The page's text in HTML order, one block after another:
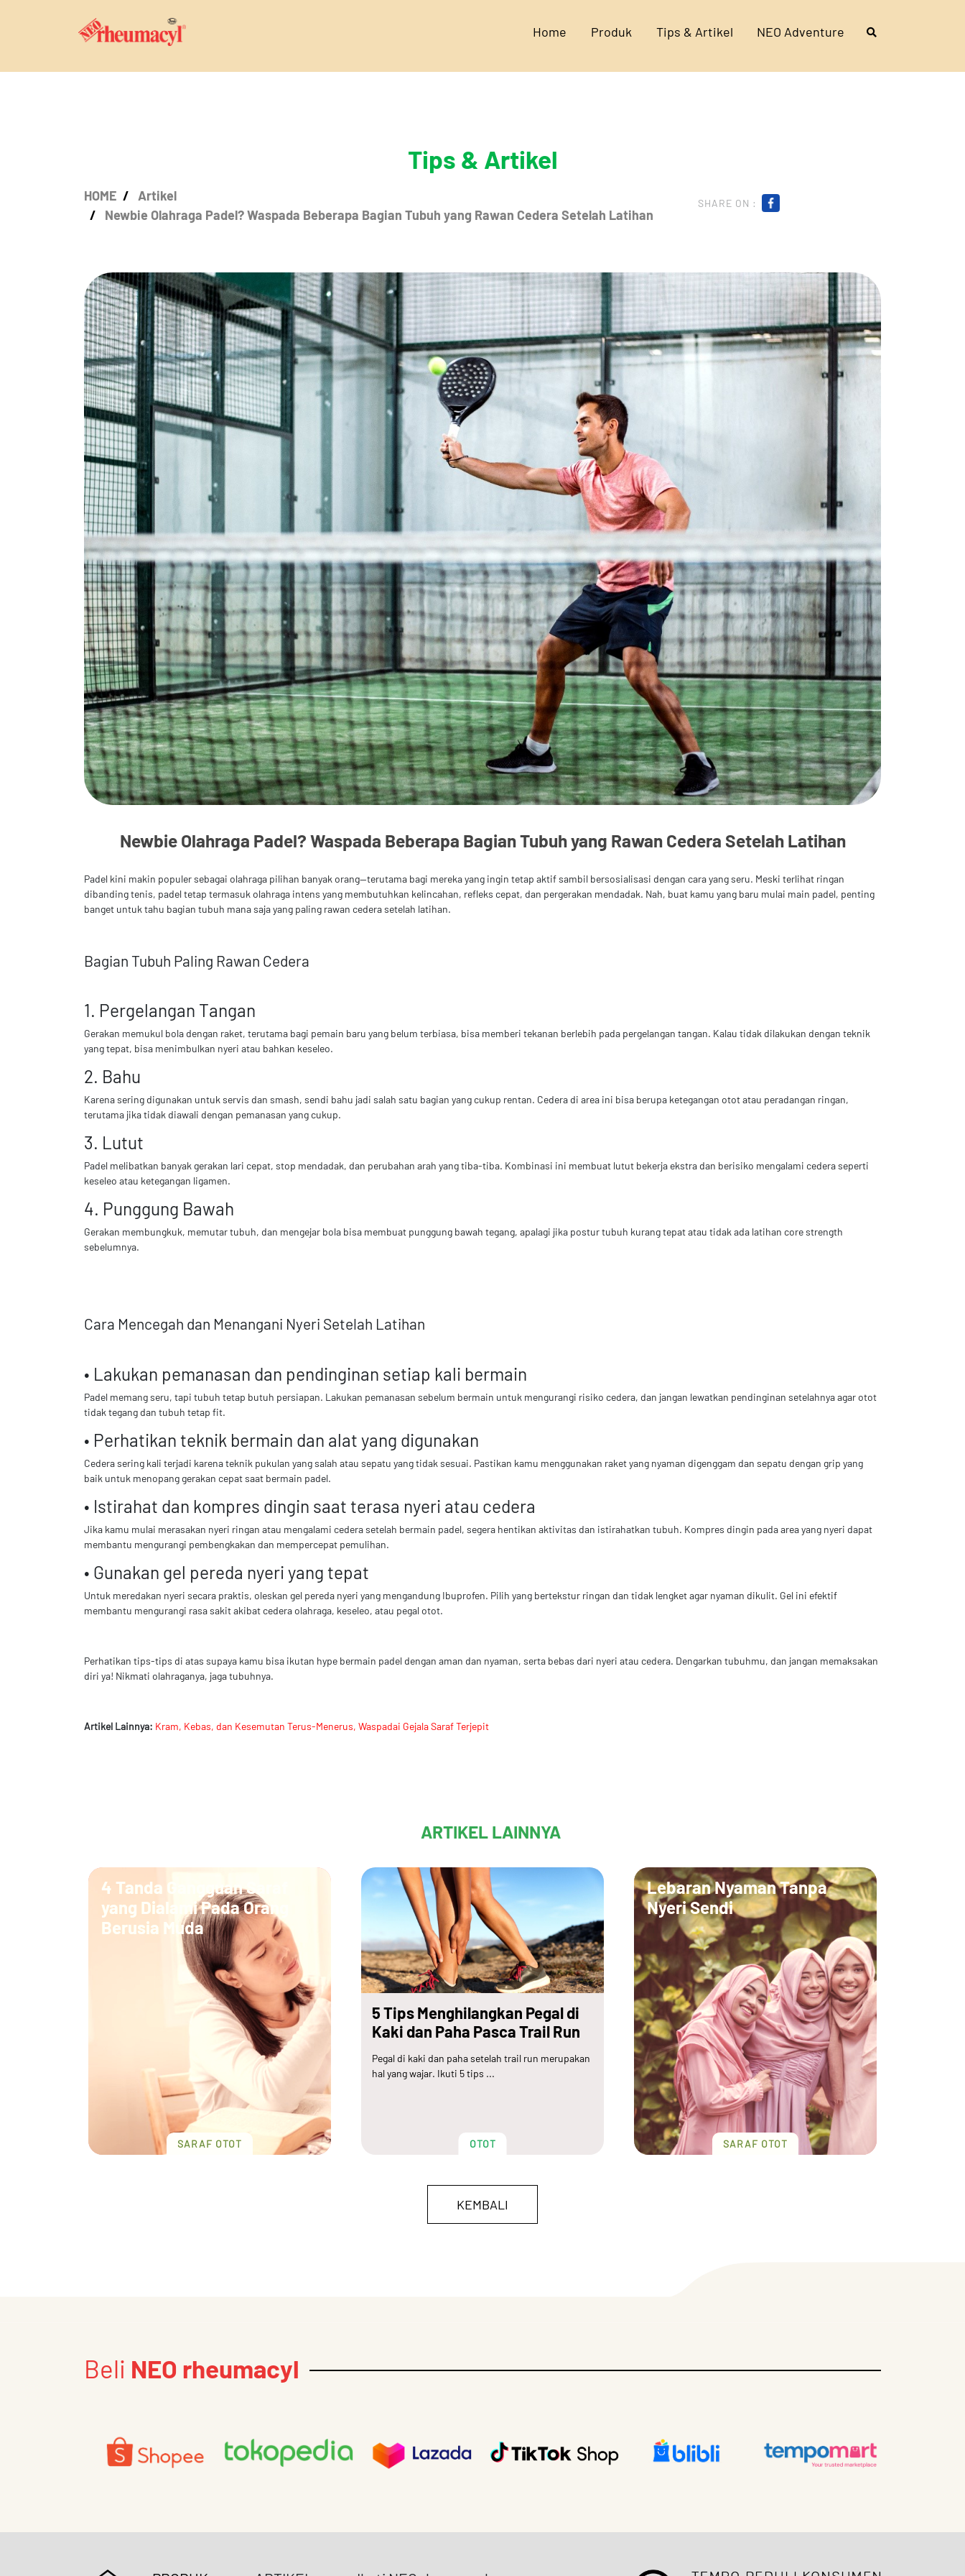
Home Produk Tips & Artikel NEO Adventure
Tips & Artikel
HOME
Artikel
Newbie Olahraga Padel? Waspada Beberapa Bagian Tubuh yang Rawan Cedera Setelah Latihan
SHARE ON :
Newbie Olahraga Padel? Waspada Beberapa Bagian Tubuh yang Rawan Cedera Setelah Latihan
Padel kini makin populer sebagai olahraga pilihan banyak orang—terutama bagi mereka yang ingin tetap aktif sambil bersosialisasi dengan cara yang seru. Meski terlihat ringan
dibanding tenis, padel tetap termasuk olahraga intens yang membutuhkan kelincahan, refleks cepat, dan pergerakan mendadak. Nah, buat kamu yang baru mulai main padel, penting
banget untuk tahu bagian tubuh mana saja yang paling rawan cedera setelah latihan.
Bagian Tubuh Paling Rawan Cedera
1. Pergelangan Tangan
Gerakan memukul bola dengan raket, terutama bagi pemain baru yang belum terbiasa, bisa memberi tekanan berlebih pada pergelangan tangan. Kalau tidak dilakukan dengan teknik
yang tepat, bisa menimbulkan nyeri atau bahkan keseleo.
2. Bahu
Karena sering digunakan untuk servis dan smash, sendi bahu jadi salah satu bagian yang cukup rentan. Cedera di area ini bisa berupa ketegangan otot atau peradangan ringan,
terutama jika tidak diawali dengan pemanasan yang cukup.
3. Lutut
Padel melibatkan banyak gerakan lari cepat, stop mendadak, dan perubahan arah yang tiba-tiba. Kombinasi ini membuat lutut bekerja ekstra dan berisiko mengalami cedera seperti
keseleo atau ketegangan ligamen.
4. Punggung Bawah
Gerakan membungkuk, memutar tubuh, dan mengejar bola bisa membuat punggung bawah tegang, apalagi jika postur tubuh kurang tepat atau tidak ada latihan core strength
sebelumnya.
Cara Mencegah dan Menangani Nyeri Setelah Latihan
• Lakukan pemanasan dan pendinginan setiap kali bermain
Padel memang seru, tapi tubuh tetap butuh persiapan. Lakukan pemanasan sebelum bermain untuk mengurangi risiko cedera, dan jangan lewatkan pendinginan setelahnya agar otot
tidak tegang dan tubuh tetap fit.
• Perhatikan teknik bermain dan alat yang digunakan
Cedera sering kali terjadi karena teknik pukulan yang salah atau sepatu yang tidak sesuai. Pastikan kamu menggunakan raket yang nyaman digenggam dan sepatu dengan grip yang
baik untuk menopang gerakan cepat saat bermain padel.
• Istirahat dan kompres dingin saat terasa nyeri atau cedera
Jika kamu mulai merasakan nyeri ringan atau mengalami cedera setelah bermain padel, segera hentikan aktivitas dan istirahatkan tubuh. Kompres dingin pada area yang nyeri dapat
membantu mengurangi pembengkakan dan mempercepat pemulihan.
• Gunakan gel pereda nyeri yang tepat
Untuk meredakan nyeri secara praktis, oleskan gel pereda nyeri yang mengandung Ibuprofen. Pilih yang bertekstur ringan dan tidak lengket agar nyaman dikulit. Gel ini efektif
membantu mengurangi rasa sakit akibat cedera olahraga, keseleo, atau pegal otot.
Perhatikan tips-tips di atas supaya kamu bisa ikutan hype bermain padel dengan aman dan nyaman, serta bebas dari nyeri atau cedera. Dengarkan tubuhmu, dan jangan memaksakan
diri ya! Nikmati olahraganya, jaga tubuhnya.
Artikel Lainnya: Kram, Kebas, dan Kesemutan Terus-Menerus, Waspadai Gejala Saraf Terjepit
ARTIKEL LAINNYA
4 Tanda Gangguan Saraf
yang Dialami Pada Orang
Berusia Muda
SARAF OTOT
5 Tips Menghilangkan Pegal di
Kaki dan Paha Pasca Trail Run
Pegal di kaki dan paha setelah trail run merupakan
hal yang wajar. Ikuti 5 tips ...
OTOT
Lebaran Nyaman Tanpa
Nyeri Sendi
SARAF OTOT
KEMBALI
Beli NEO rheumacyl